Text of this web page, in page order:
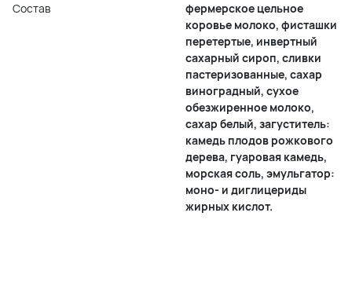
Состав
фермерское цельное
коровье молоко, фисташки
перетертые, инвертный
сахарный сироп, сливки
пастеризованные, сахар
виноградный, сухое
обезжиренное молоко,
сахар белый, загуститель:
камедь плодов рожкового
дерева, гуаровая камедь,
морская соль, эмульгатор:
моно- и диглицериды
жирных кислот.